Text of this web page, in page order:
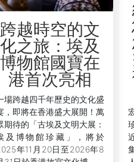
跨越時空的文
化之旅：埃及
博物館國寶在
港首次亮相
場跨越四千年歷史的文化盛
，即將在香港盛大展開！萬
期待的「古埃及文明大展：
及博物館珍藏」，將於
年11月20日至2026年8